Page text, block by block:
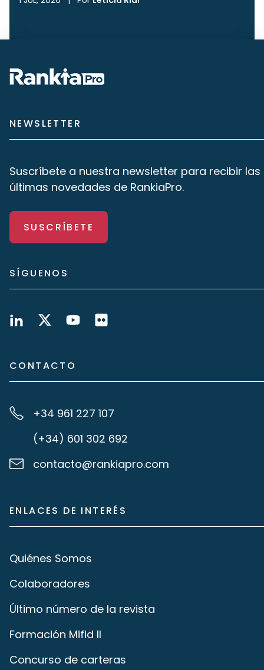
NEWSLETTER
Suscríbete a nuestra newsletter para recibir las
últimas novedades de RankiaPro.
SUSCRÍBETE
SÍGUENOS
CONTACTO
+34 961 227 107
(+34) 601 302 692
contacto@rankiapro.com
ENLACES DE INTERÉS
Quiénes Somos
Colaboradores
Último número de la revista
Formación Mifid II
Concurso de carteras